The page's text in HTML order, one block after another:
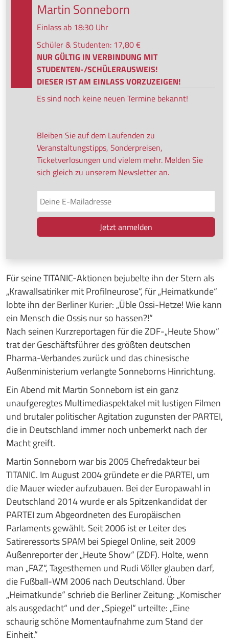
Für seine TITANIC-Aktionen bejubelte ihn der Stern als
„Krawallsatiriker mit Profilneurose“, für „Heimatkunde“
lobte ihn der Berliner Kurier: „Üble Ossi-Hetze! Wie kann
ein Mensch die Ossis nur so hassen?!“
Nach seinen Kurzreportagen für die ZDF-„Heute Show“
trat der Geschäftsführer des größten deutschen
Pharma-Verbandes zurück und das chinesische
Außenministerium verlangte Sonneborns Hinrichtung.
Ein Abend mit Martin Sonneborn ist ein ganz
unaufgeregtes Multimediaspektakel mit lustigen Filmen
und brutaler politischer Agitation zugunsten der PARTEI,
die in Deutschland immer noch unbemerkt nach der
Macht greift.
Martin Sonneborn war bis 2005 Chefredakteur bei
TITANIC. Im August 2004 gründete er die PARTEI, um
die Mauer wieder aufzubauen. Bei der Europawahl in
Deutschland 2014 wurde er als Spitzenkandidat der
PARTEI zum Abgeordneten des Europäischen
Parlaments gewählt. Seit 2006 ist er Leiter des
Satireressorts SPAM bei Spiegel Online, seit 2009
Außenreporter der „Heute Show“ (ZDF). Holte, wenn
man „FAZ“, Tagesthemen und Rudi Völler glauben darf,
die Fußball-WM 2006 nach Deutschland. Über
„Heimatkunde“ schrieb die Berliner Zeitung: „Komischer
als ausgedacht“ und der „Spiegel“ urteilte: „Eine
schaurig schöne Momentaufnahme zum Stand der
Einheit.“
Martin Sonneborn
Einlass ab 18:30 Uhr
Schüler & Studenten: 17,80 €
NUR GÜLTIG IN VERBINDUNG MIT
STUDENTEN-/SCHÜLERAUSWEIS!
DIESER IST AM EINLASS VORZUZEIGEN!
Es sind noch keine neuen Termine bekannt!
Bleiben Sie auf dem Laufenden zu
Veranstaltungstipps, Sonderpreisen,
Ticketverlosungen und vielem mehr. Melden Sie
sich gleich zu unserem Newsletter an.